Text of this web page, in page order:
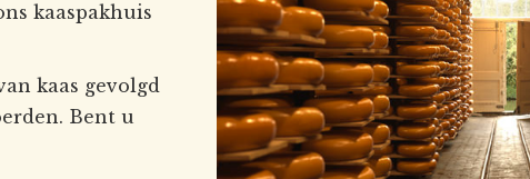
kaaspakhuis
kaas gevolgd
Bent u